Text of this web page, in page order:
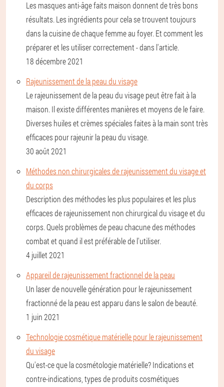
Les masques anti-âge faits maison donnent de très bons
résultats. Les ingrédients pour cela se trouvent toujours
dans la cuisine de chaque femme au foyer. Et comment les
préparer et les utiliser correctement - dans l'article.
18 décembre 2021
Rajeunissement de la peau du visage
Le rajeunissement de la peau du visage peut être fait à la
maison. Il existe différentes manières et moyens de le faire.
Diverses huiles et crèmes spéciales faites à la main sont très
efficaces pour rajeunir la peau du visage.
30 août 2021
Méthodes non chirurgicales de rajeunissement du visage et
du corps
Description des méthodes les plus populaires et les plus
efficaces de rajeunissement non chirurgical du visage et du
corps. Quels problèmes de peau chacune des méthodes
combat et quand il est préférable de l'utiliser.
4 juillet 2021
Appareil de rajeunissement fractionnel de la peau
Un laser de nouvelle génération pour le rajeunissement
fractionné de la peau est apparu dans le salon de beauté.
1 juin 2021
Technologie cosmétique matérielle pour le rajeunissement
du visage
Qu'est-ce que la cosmétologie matérielle? Indications et
contre-indications, types de produits cosmétiques